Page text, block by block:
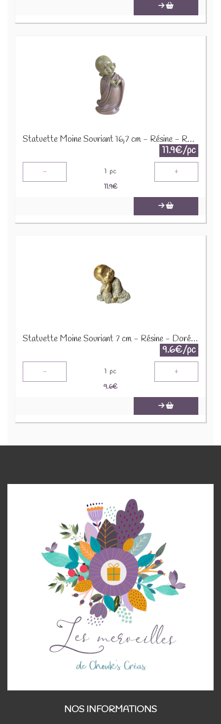
Statuette Moine Souriant 16,7 cm - Résine - Rouge 76234
11.9€/pc
- 1 pc +
11.9€
Statuette Moine Souriant 7 cm - Résine - Doré 76220
9.6€/pc
- 1 pc +
9.6€
NOS INFORMATIONS